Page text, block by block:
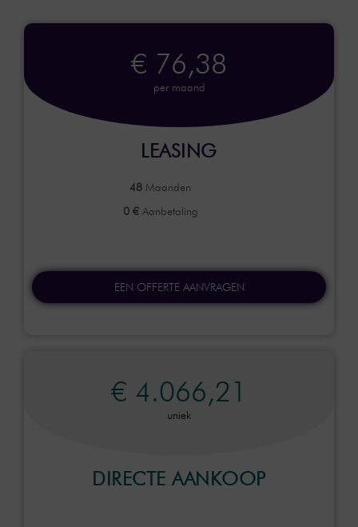
€ 76,38
per maand
LEASING
48 Maanden
0 €Aanbetaling
EEN OFFERTE AANVRAGEN
€ 4.066,21
uniek
DIRECTE AANKOOP